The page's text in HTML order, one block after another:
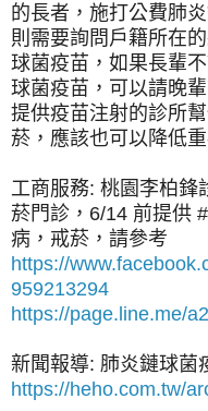
的長者，施打公費肺
則需要詢問戶籍所在
球菌疫苗，如果長輩
球菌疫苗，可以請晚
提供疫苗注射的診所
菸，應該也可以降低
工商服務: 桃園李柏鋒
菸門診，6/14 前提供
病，戒菸，請參考
https://
959213294
https://page.line.me/
新聞報導: 肺炎鏈球菌
https://heho.com.tw/